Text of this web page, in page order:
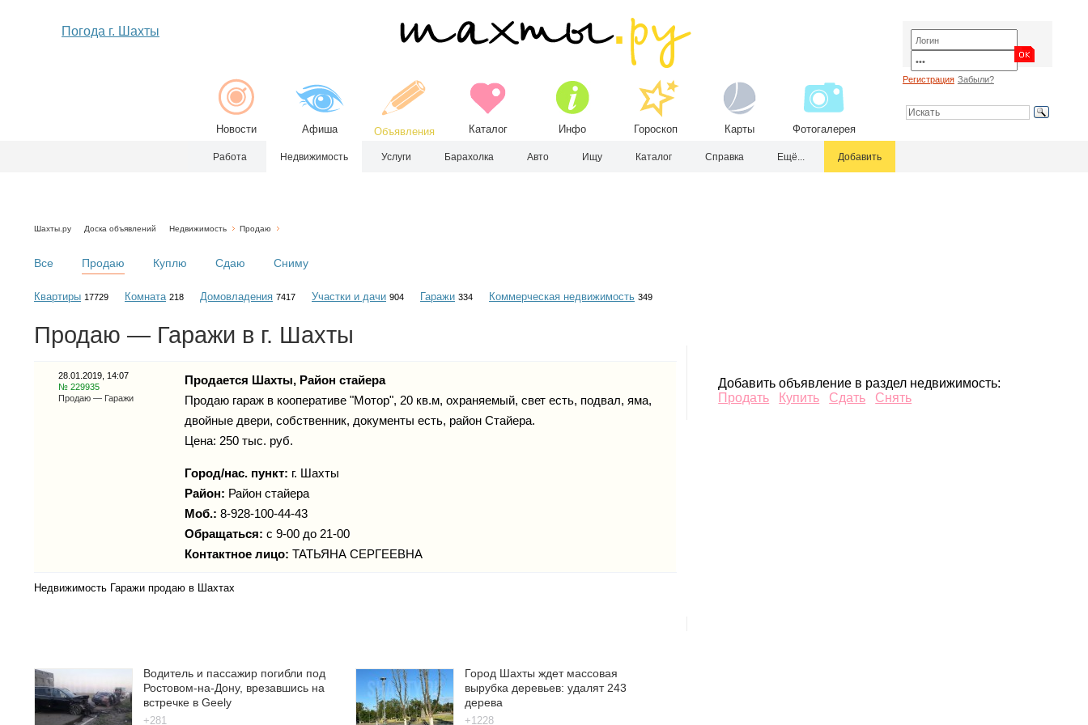
Погода г. Шахты
Новости Афиша Объявления Каталог Инфо Гороскоп Карты Фотогалерея
Регистрация Забыли?
Работа Недвижимость Услуги Барахолка Авто Ищу Каталог Справка Ещё... Добавить
Шахты.ру Доска объявлений Недвижимость Продаю
Все Продаю Куплю Сдаю Сниму
Квартиры 17729 Комната 218 Домовладения 7417 Участки и дачи 904 Гаражи 334 Коммерческая недвижимость 349
Продаю — Гаражи в г. Шахты
28.01.2019, 14:07
№ 229935
Продаю — Гаражи
Продается Шахты, Район стайера
Продаю гараж в кооперативе "Мотор", 20 кв.м, охраняемый, свет есть, подвал, яма,
двойные двери, собственник, документы есть, район Стайера.
Цена: 250 тыс. руб.
Город/нас. пункт: г. Шахты
Район: Район стайера
Моб.: 8-928-100-44-43
Обращаться: с 9-00 до 21-00
Контактное лицо: ТАТЬЯНА СЕРГЕЕВНА
Недвижимость Гаражи продаю в Шахтах
Добавить объявление в раздел недвижимость:
Продать
Купить Сдать Снять
Водитель и пассажир погибли под
Ростовом-на-Дону, врезавшись на
встречке в Geely
+281
Город Шахты ждет массовая
вырубка деревьев: удалят 243
дерева
+1228